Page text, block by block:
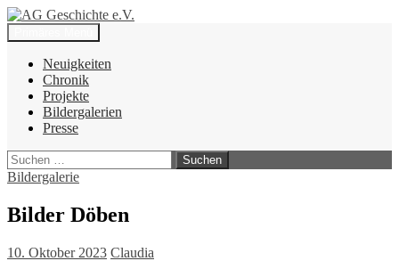
Zum
Inhalt
springen
AG Geschichte e.V.
Suchen
Neuigkeiten
Chronik
Projekte
Bildergalerien
Presse
Suchen
nach:
Bildergalerie
Bilder Döben
10. Oktober 2023 Claudia